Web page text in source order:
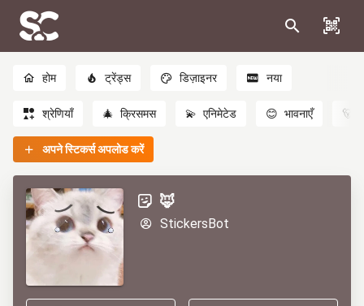
होम ट्रेंड्स डिज़ाइनर नया
श्रेणियाँ 🎄 क्रिसमस 💫 एनिमेटेड 😊 भावनाएँ 🐻
अपने स्टिकर्स अपलोड करें
🦊
StickersBot